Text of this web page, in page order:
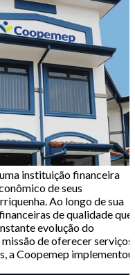
instituição financeira
de seus
Ao longo de sua
de qualidade que
evolução do
de oferecer serviços
a Coopemep implementou